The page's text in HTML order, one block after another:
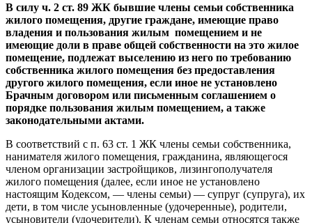
В силу ч. 2 ст. 89 ЖК бывшие члены семьи собственника
жилого помещения, другие граждане, имеющие право
владения и пользования жилым помещением и не
имеющие доли в праве общей собственности на это жилое
помещение, подлежат выселению из него по требованию
собственника жилого помещения без предоставления
другого жилого помещения, если иное не установлено
Брачным договором или письменным соглашением о
порядке пользования жилым помещением, а также
законодательными актами.
В соответствий с п. 63 ст. 1 ЖК члены семьи собственника,
нанимателя жилого помещения, гражданина, являющегося
членом организации застройщиков, лизингополучателя
жилого помещения (далее, если иное не установлено
настоящим Кодексом, — члены семьи) — супруг (супруга), их
дети, в том числе усыновленные (удочеренные), родители,
усыновители (удочерители). К членам семьи относятся также